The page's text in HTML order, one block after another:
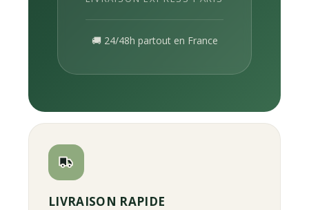
🚚 24/48h partout en France
LIVRAISON RAPIDE